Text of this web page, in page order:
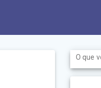
Search
for: